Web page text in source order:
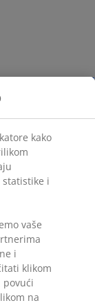
kako
i
vaše
i
klikom
povući
na